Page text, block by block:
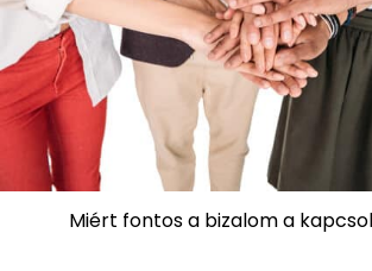
Miért fontos a bizalom a